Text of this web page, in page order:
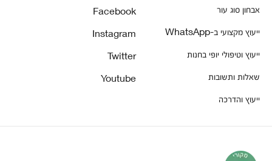
אבחון סוג עור
ייעוץ מקצועי ב-WhatsApp
ייעוץ וטיפולי יופי בחנות
שאלות ותשובות
ייעוץ והדרכה
Facebook
Instagram
Twitter
Youtube